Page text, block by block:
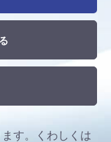
す。くわしくは